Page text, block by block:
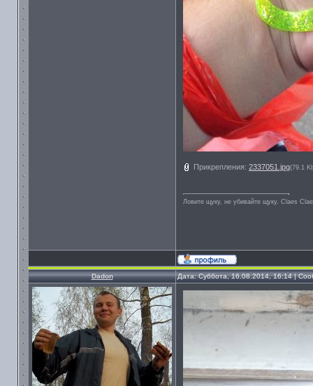
Прикрепления: 2337051.jpg(79.1
Ловите щуку, не убивайте щуку. Сlaes
Dadon Дата: Суббота, 16.08.2014, 16:14 |